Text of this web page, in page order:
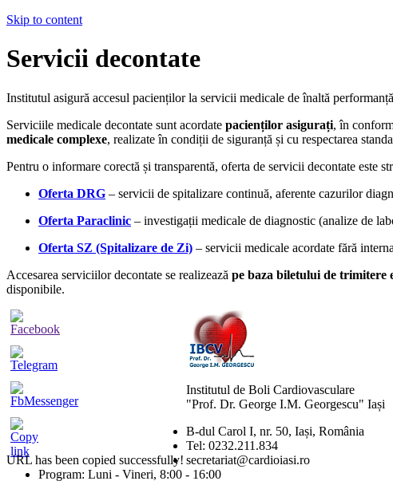
Skip to content
Servicii decontate
Institutul asigură accesul pacienților la servicii medicale de înaltă
Serviciile medicale decontate sunt acordate pacienților asigurați, în
medicale complexe, realizate în condiții de siguranță și cu respectarea
Pentru o informare corectă și transparentă, oferta de servicii decontate este
Oferta DRG – servicii de spitalizare continuă, aferente cazurilor
Oferta Paraclinic – investigații medicale de diagnostic (analize de
Oferta SZ (Spitalizare de Zi) – servicii medicale acordate fără
Accesarea serviciilor decontate se realizează pe baza biletului de trimitere
disponibile.
URL has been copied successfully!
Institutul de Boli Cardiovasculare
"Prof. Dr. George I.M. Georgescu" Iași
B-dul Carol I, nr. 50, Iași, România
Tel: 0232.211.834
secretariat@cardioiasi.ro
Program: Luni - Vineri, 8:00 - 16:00